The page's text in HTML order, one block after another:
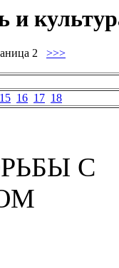
и
2 >>>
15 16 17 18
С